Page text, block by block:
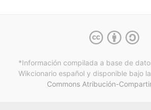
*Información compilada a base de
Wikcionario español y disponible bajo la
Commons Atribución-